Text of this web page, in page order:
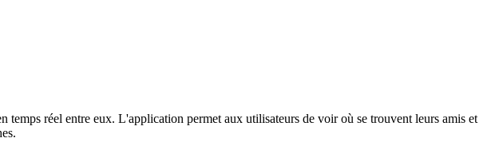
réel entre eux. L'application permet aux utilisateurs de voir où se trouvent leurs amis et